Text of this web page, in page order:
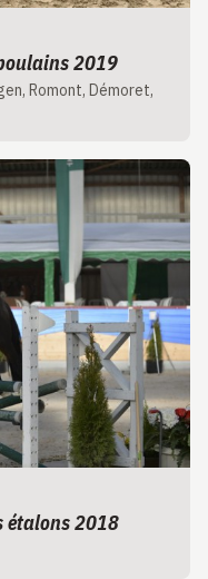
2019
Romont, Démoret,
étalons 2018